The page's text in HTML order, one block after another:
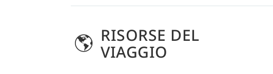
RISORSE DEL
VIAGGIO